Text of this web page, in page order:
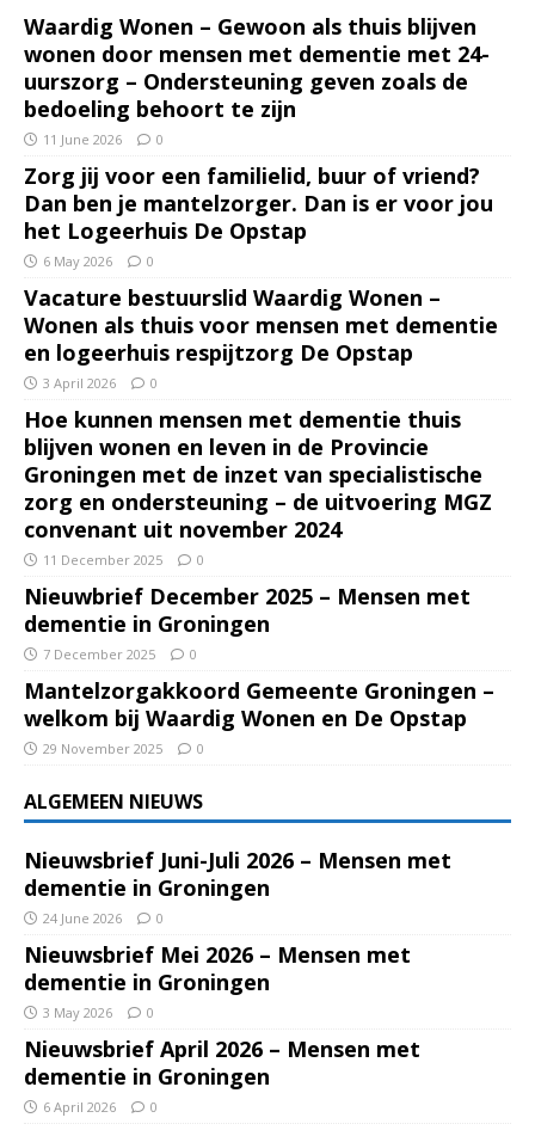
Waardig Wonen – Gewoon als thuis blijven
wonen door mensen met dementie met 24-
uurszorg – Ondersteuning geven zoals de
bedoeling behoort te zijn
11 June 2026 0
Zorg jij voor een familielid, buur of vriend?
Dan ben je mantelzorger. Dan is er voor jou
het Logeerhuis De Opstap
6 May 2026 0
Vacature bestuurslid Waardig Wonen –
Wonen als thuis voor mensen met dementie
en logeerhuis respijtzorg De Opstap
3 April 2026 0
Hoe kunnen mensen met dementie thuis
blijven wonen en leven in de Provincie
Groningen met de inzet van specialistische
zorg en ondersteuning – de uitvoering MGZ
convenant uit november 2024
11 December 2025 0
Nieuwbrief December 2025 – Mensen met
dementie in Groningen
7 December 2025 0
Mantelzorgakkoord Gemeente Groningen –
welkom bij Waardig Wonen en De Opstap
29 November 2025 0
ALGEMEEN NIEUWS
Nieuwsbrief Juni-Juli 2026 – Mensen met
dementie in Groningen
24 June 2026 0
Nieuwsbrief Mei 2026 – Mensen met
dementie in Groningen
3 May 2026 0
Nieuwsbrief April 2026 – Mensen met
dementie in Groningen
6 April 2026 0